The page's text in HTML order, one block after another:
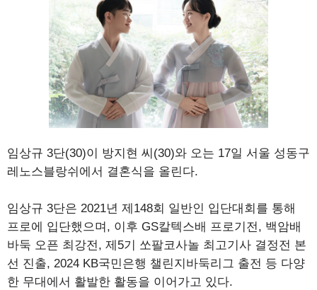
임상규 3단(30)이 방지현 씨(30)와 오는 17일 서울 성동구
레노스블랑쉬에서 결혼식을 올린다.
임상규 3단은 2021년 제148회 일반인 입단대회를 통해
프로에 입단했으며, 이후 GS칼텍스배 프로기전, 백암배
바둑 오픈 최강전, 제5기 쏘팔코사놀 최고기사 결정전 본
선 진출, 2024 KB국민은행 챌린지바둑리그 출전 등 다양
한 무대에서 활발한 활동을 이어가고 있다.